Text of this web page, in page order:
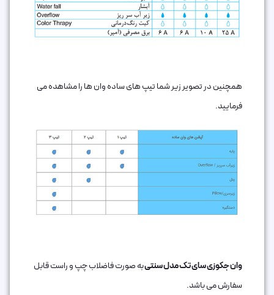
همچنین در تصویر زیر شما تیپ های ساده وان ها را مشاهده می
فرمایید.
وان جکوزی سای تک مدل سنتیبه صورت فاضلاب چپ و راست قابل
سفارش می باشد.